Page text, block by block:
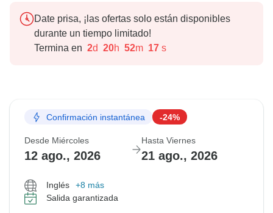
Date prisa, ¡las ofertas solo están disponibles
durante un tiempo limitado!
Termina en 2d 20h 52m 16 s
Confirmación instantánea -24%
Desde Miércoles
12 ago., 2026
Hasta Viernes
21 ago., 2026
Inglés
+8 más
Salida garantizada